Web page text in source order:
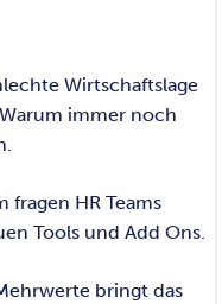
Wirtschaftslage
immer noch
fragen HR Teams
Tools und Add Ons.
bringt das